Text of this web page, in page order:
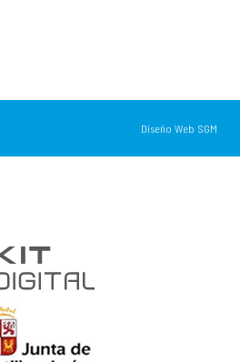
Diseño Web SGM